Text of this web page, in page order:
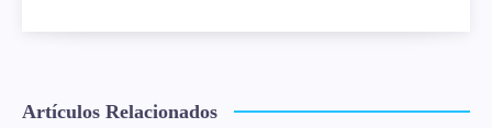
Artículos Relacionados